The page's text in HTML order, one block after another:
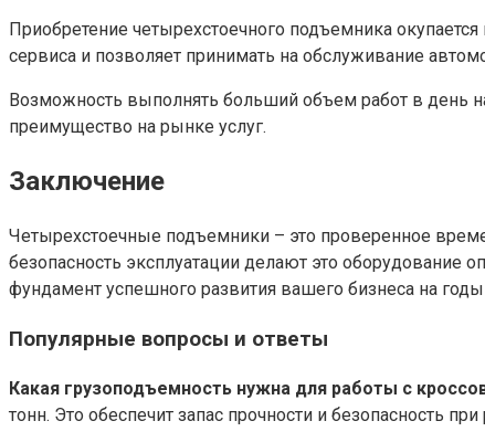
Приобретение четырехстоечного подъемника
сервиса и позволяет принимать на обслуживание
Возможность выполнять больший объем работ в день
преимущество на рынке услуг.
Заключение
Четырехстоечные подъемники – это проверенное
безопасность эксплуатации делают это
фундамент успешного развития вашего бизнеса на
Популярные вопросы и ответы
Какая грузоподъемность нужна для работы с
тонн. Это обеспечит запас прочности и безопасность